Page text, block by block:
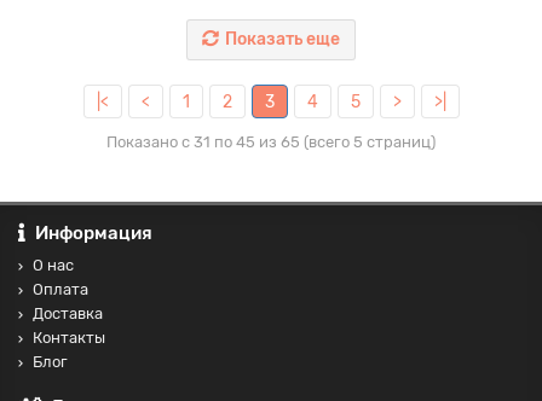
Показать еще
|< < 1 2 3 4 5 > >|
Показано с 31 по 45 из 65 (всего 5 страниц)
Информация
О нас
Оплата
Доставка
Контакты
Блог